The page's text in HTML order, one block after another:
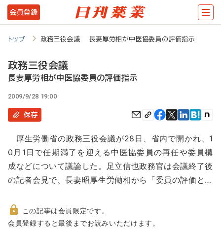
メ
イ
ン
ツ
移
動
会員登録
トップ 政務三役会議 長妻厚労相が中医協委員の評価指示
政務三役会議
長妻厚労相が中医協委員の評価指示
2009/9/28 19:00
保存
厚生労働省の政務三役会議が28日、省内で開かれ、1
0月1日で任期満了を迎える中医協委員の再任や委員構
成などについて議論した。足立信也政務官は会議終了後
の記者会見で、長妻昭厚生労働相から「委員の評価と…
非
この記事は会員限定です。
会員登録すると最後までお読みいただけます。